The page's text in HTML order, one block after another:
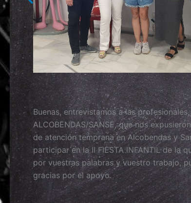
Buenas, entrevistamos a las
ALCOBENDAS/SANSE, que nos
de atención temprana en Alcobendas y
participar en la II FIESTA INFANTIL de la
por vuestras palabras y vuestro trabajo,
gracias por el apoyo.